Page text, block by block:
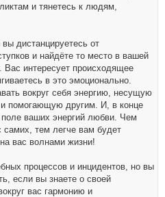
и тянетесь к людям,
дистанцируетесь от
и найдёте то место в вашей
Вас интересует происходящее
в это эмоционально.
вокруг себя энергию, несущую
и помогающую другим. И, в конце
поле ваших энергий любви. Чем
тем легче вам будет
вас волнами жизни!
процессов и инцидентов, но вы
если вы знаете о своей
вас гармонию и